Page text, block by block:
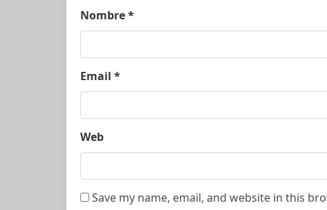
Nombre*
Email *
Web
Save my name, email, and website in this